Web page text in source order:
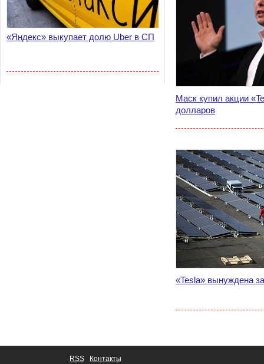
«Яндекс» выкупает долю Uber в СП
Маск купил акции
долларов
«Tesla» вынуждена
RSS
Контакты